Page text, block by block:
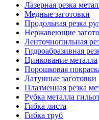
Лазерная резка
Медные заготовки
Продольная резка
Нержавеющие
Ленточнопильная
Гидроабразивная
Цинкование металла
Порошковая
Латунные заготовки
Плазменная резка
Рубка металла
Гибка листа
Гибка труб